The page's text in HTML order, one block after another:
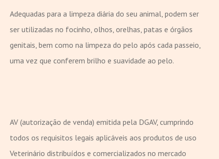
Adequadas para a limpeza diária do seu animal, podem ser
ser utilizadas no focinho, olhos, orelhas, patas e órgãos
genitais, bem como na limpeza do pelo após cada passeio,
uma vez que conferem brilho e suavidade ao pelo.
AV (autorização de venda) emitida pela DGAV, cumprindo
todos os requisitos legais aplicáveis aos produtos de uso
Veterinário distribuídos e comercializados no mercado